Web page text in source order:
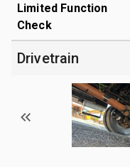
Limited Function
Check
Drivetrain